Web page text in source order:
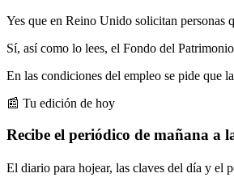
Yes que en Reino Unido solicitan personas
Sí, así como lo lees, el Fondo del
En las condiciones del empleo se pide que
📰 Tu edición de hoy
Recibe el periódico de mañana a
El diario para hojear, las claves del día y el